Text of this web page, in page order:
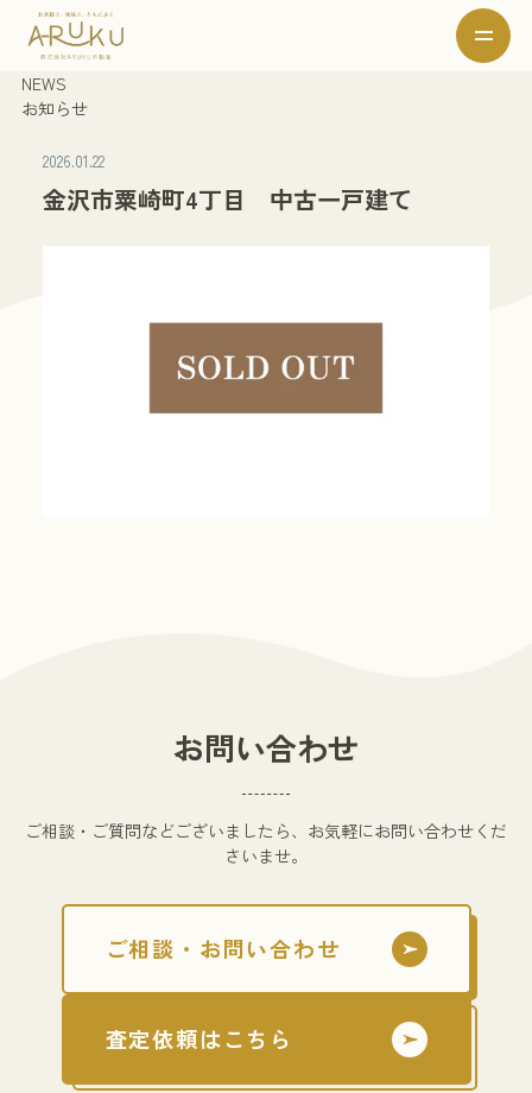
NEWS
お知らせ
2026.01.22
金沢市粟崎町4丁目 中古一戸建て
お問い合わせ
ご相談・ご質問などございましたら、お気軽にお問い合わせくだ
さいませ。
ご相談・お問い合わせ
査定依頼はこちら